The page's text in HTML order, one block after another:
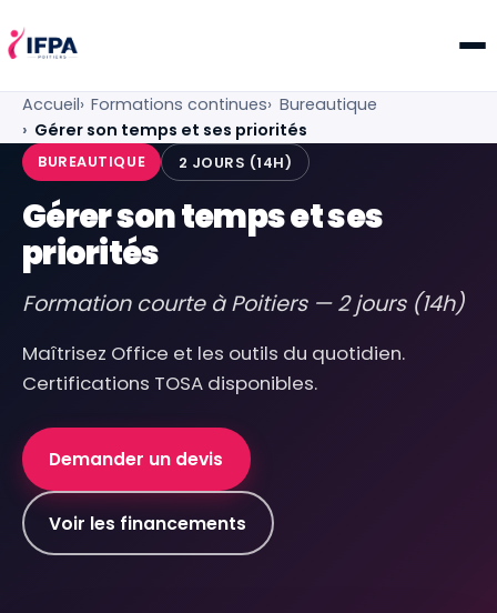
IFPA Poitiers — Centre de formation professionnelle
Accueil Formations continues Bureautique
Gérer son temps et ses priorités
BUREAUTIQUE 2 JOURS (14H)
Gérer son temps et ses
priorités
Formation courte à Poitiers — 2 jours (14h)
Maîtrisez Office et les outils du quotidien.
Certifications TOSA disponibles.
Demander un devis
Voir les financements